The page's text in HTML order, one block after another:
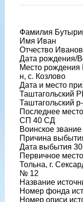
Фамилия
Имя Иван
Отчество
Дата рождения/
Место рождения
н, с. Козлово
Дата и место
Таштагольский
Таштагольский
Последнее
СП 40 СД
Воинское
Причина
Дата выбытия
Первичное
Тольна, г.
№ 12
Название
Номер фонда
Номер описи